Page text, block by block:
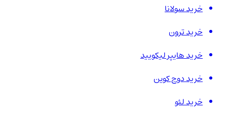
خرید سولانا
خرید ترون
خرید هایپر لیکویید
خرید دوج کوین
خرید لئو